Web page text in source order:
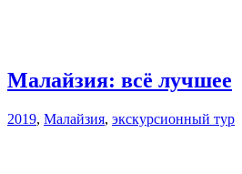
Малайзия: всё лучшее
2019, Малайзия, экскурсионный тур